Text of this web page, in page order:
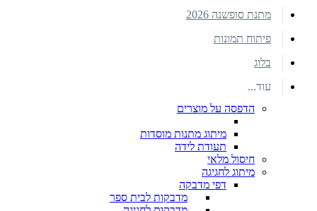
מתנת סופשנה 2026
פיתוח תמונות
בלוג
עוד...
הדפסה על מוצרים
מיתוג מתנות מוסדות
תעודת לידה
חיסול מלאי
מיתוג לחגיגה
דפי מדבקה
מדבקות לבית ספר